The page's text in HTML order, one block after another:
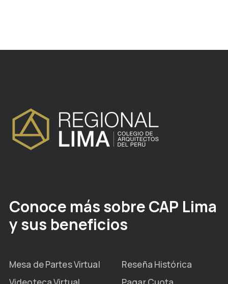
Conoce más sobre CAP Lima
y sus beneficios
Mesa de Partes Virtual
Reseña Histórica